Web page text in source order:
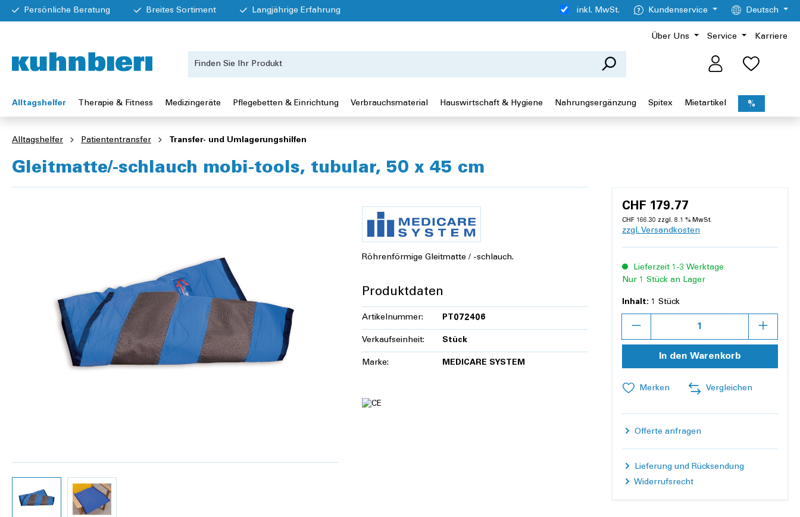
Persönliche Beratung Breites Sortiment Langjährige Erfahrung inkl. MwSt. Kundenservice Deutsch
Über Uns Service Karriere
Alltagshelfer Therapie & Fitness Medizingeräte Pflegebetten & Einrichtung Verbrauchsmaterial Hauswirtschaft & Hygiene Nahrungsergänzung Spitex Mietartikel %
Alltagshelfer Patiententransfer Transfer- und Umlagerungshilfen
Gleitmatte/-schlauch mobi-tools, tubular, 50 x 45 cm
Röhrenförmige Gleitmatte / -schlauch.
Produktdaten
Artikelnummer: PT072406
Verkaufseinheit: Stück
Marke: MEDICARE SYSTEM
CHF 179.77
CHF 166.30 zzgl. 8.1 % MwSt.
zzgl. Versandkosten
Lieferzeit 1-3 Werktage
Nur 1 Stück an Lager
Inhalt: 1 Stück
In den Warenkorb
Merken Vergleichen
Offerte anfragen
Lieferung und Rücksendung
Widerrufsrecht